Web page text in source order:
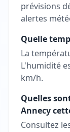
prévisions
alertes
Quelle
La
L'humidité
km/h.
Quelles
Annecy
Consultez